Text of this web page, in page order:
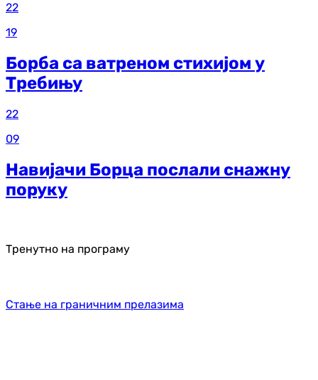
22
19
Борба са ватреном стихијом у
Требињу
22
09
Навијачи Борца послали снажну
поруку
Тренутно на програму
Стање на граничним прелазима